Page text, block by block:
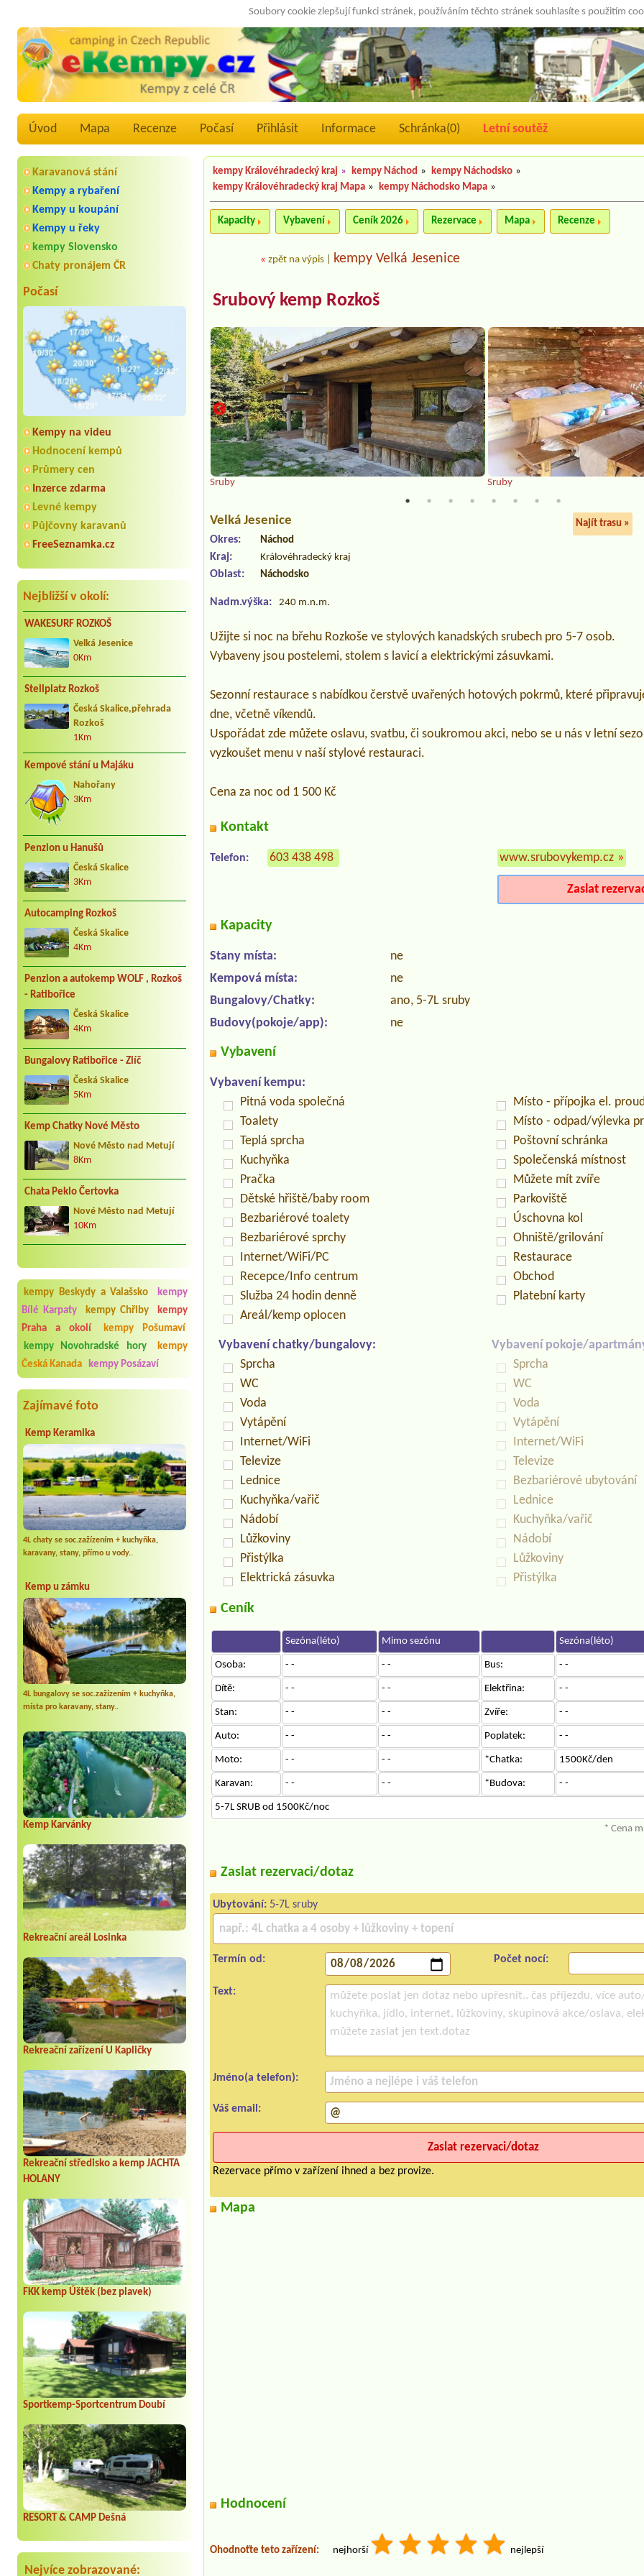
Soubory cookie zlepšují funkci stránek, používáním těchto stránek souhlasíte s použitím
Úvod Mapa Recenze Počasí Přihlásit Informace Schránka(0) Letní soutěž
Karavanová stání
Kempy a rybaření
Kempy u koupání
Kempy u řeky
kempy Slovensko
Chaty pronájem ČR
Počasí
Kempy na videu
Hodnocení kempů
Průmery cen
Inzerce zdarma
Levné kempy
Půjčovny karavanů
FreeSeznamka.cz
Nejbližší v okolí:
WAKESURF ROZKOŠ
Velká Jesenice
0Km
Stellplatz Rozkoš
Česká Skalice,přehrada
Rozkoš
1Km
Kempové stání u Majáku
Nahořany
3Km
Penzion u Hanušů
Česká Skalice
3Km
Autocamping Rozkoš
Česká Skalice
4Km
Penzion a autokemp WOLF , Rozkoš
- Ratibořice
Česká Skalice
4Km
Bungalovy Ratibořice - Zlíč
Česká Skalice
5Km
Kemp Chatky Nové Město
Nové Město nad Metují
8Km
Chata Peklo Čertovka
Nové Město nad Metují
10Km
kempy Beskydy a Valašsko
kempy
Bílé Karpaty
kempy Chřiby
kempy
Praha a okolí
kempy Pošumaví
kempy Novohradské hory
kempy
Česká Kanada kempy Posázaví
Zajímavé foto
Kemp Keramika
4L chaty se soc.zažízením + kuchyňka,
karavany, stany, přímo u vody..
Kemp u zámku
4L bungalovy se soc.zažízením + kuchyňka,
místa pro karavany, stany..
Kemp Karvánky
Rekreační areál Losinka
Rekreační zařízení U Kapličky
Rekreační středisko a kemp JACHTA
HOLANY
FKK kemp Úštěk (bez plavek)
Sportkemp-Sportcentrum Doubí
RESORT & CAMP Dešná
Nejvíce zobrazované:
kempy Královéhradecký kraj » kempy Náchod » kempy Náchodsko »
kempy Královéhradecký kraj Mapa » kempy Náchodsko Mapa »
Kapacity Vybavení Ceník 2026 Rezervace Mapa Recenze
«zpět na výpis kempy Velká Jesenice
Srubový kemp Rozkoš
Sruby Sruby
Velká Jesenice Najít trasu »
Okres: Náchod
Kraj: Královéhradecký kraj
Oblast: Náchodsko
Nadm.výška: 240 m.n.m.
Užijte si noc na břehu Rozkoše ve stylových kanadských srubech pro 5-7 osob.
Vybaveny jsou postelemi, stolem s lavicí a elektrickými zásuvkami.
​Sezonní restaurace s nabídkou čerstvě uvařených hotových pokrmů, které
dne, včetně víkendů.
Uspořádat zde můžete oslavu, svatbu, či soukromou akci, nebo se u nás v letní
vyzkoušet menu v naší stylové restauraci.
Cena za noc od 1 500 Kč
Kontakt
Telefon: 603 438 498 www.srubovykemp.cz »
Zaslat
Kapacity
Stany místa:
ne
Kempová místa:
ne
Bungalovy/Chatky:
ano, 5-7L sruby
Budovy(pokoje/app):
ne
Vybavení
Vybavení kempu:
Pitná voda společná
Toalety
Teplá sprcha
Kuchyňka
Pračka
Dětské hřiště/baby room
Bezbariérové toalety
Bezbariérové sprchy
Internet/WiFi/PC
Recepce/Info centrum
Služba 24 hodin denně
Areál/kemp oplocen
Místo - přípojka el.
Místo - odpad/výlevka
Poštovní schránka
Společenská místnost
Můžete mít zvíře
Parkoviště
Úschovna kol
Ohniště/grilování
Restaurace
Obchod
Platební karty
Vybavení chatky/bungalovy:
Sprcha
WC
Voda
Vytápění
Internet/WiFi
Televize
Lednice
Kuchyňka/vařič
Nádobí
Lůžkoviny
Přistýlka
Elektrická zásuvka
Vybavení pokoje/
Sprcha
WC
Voda
Vytápění
Internet/WiFi
Televize
Bezbariérové ubytování
Lednice
Kuchyňka/vařič
Nádobí
Lůžkoviny
Přistýlka
Ceník
Sezóna(léto) Mimo sezónu Sezóna(léto)
Osoba: - - - - Bus: - -
Dítě: - - - - Elektřina: - -
Stan: - - - - Zvíře: - -
Auto: - - - - Poplatek: - -
Moto: - - - - *Chatka: 1500Kč/den
Karavan: - - - - *Budova: - -
5-7L SRUB od 1500Kč/noc
* Cena
Zaslat rezervaci/dotaz
Ubytování: 5-7L sruby
Termín od: Počet nocí:
Text:
Jméno(a telefon):
Váš email:
Rezervace přímo v zařízení ihned a bez provize.
Mapa
Hodnocení
Ohodnoťte teto zařízení: nejhorší nejlepší